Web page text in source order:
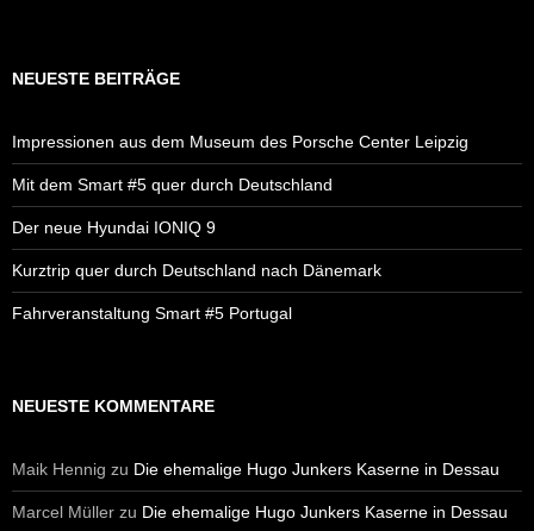
NEUESTE BEITRÄGE
Impressionen aus dem Museum des Porsche Center Leipzig
Mit dem Smart #5 quer durch Deutschland
Der neue Hyundai IONIQ 9
Kurztrip quer durch Deutschland nach Dänemark
Fahrveranstaltung Smart #5 Portugal
NEUESTE KOMMENTARE
Maik Hennig zu Die ehemalige Hugo Junkers Kaserne in Dessau
Marcel Müller zu Die ehemalige Hugo Junkers Kaserne in Dessau